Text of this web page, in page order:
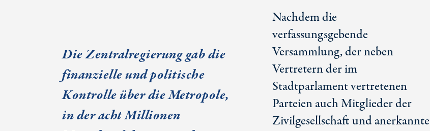
Die Zentralregierung gab die
finanzielle und politische
Kontrolle über die Metropole,
in der acht Millionen
Nachdem die
verfassungsgebende
Versammlung, der neben
Vertretern der im
Stadtparlament vertretenen
Parteien auch Mitglieder der
Zivilgesellschaft und anerkannte